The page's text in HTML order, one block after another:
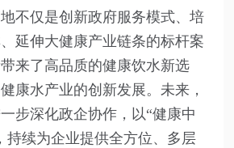
不仅是创新政府服务模式、培
延伸大健康产业链条的标杆案
来了高品质的健康饮水新选
康水产业的创新发展。未来，
步深化政企协作，以“健康中
持续为企业提供全方位、多层